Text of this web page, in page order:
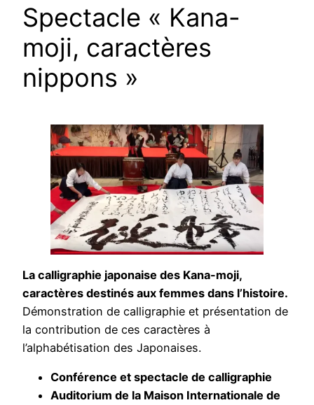
Spectacle « Kana-
moji, caractères
nippons »
La calligraphie japonaise des Kana-moji,
caractères destinés aux femmes dans l’histoire.
Démonstration de calligraphie et présentation de
la contribution de ces caractères à
l’alphabétisation des Japonaises.
Conférence et spectacle de calligraphie
Auditorium de la Maison Internationale de